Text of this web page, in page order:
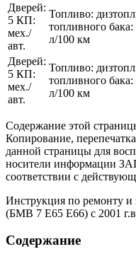
Дверей:
5 КП:
мех./
авт.
Топливо:
топливного
л/100 км
Дверей:
5 КП:
мех./
авт.
Топливо:
топливного
л/100 км
Содержание этой
Копирование,
данной страницы для
носители информации
соответствии с
Инструкция по ремонту
(БМВ 7 Е65 Е66) с 2001
Содержание